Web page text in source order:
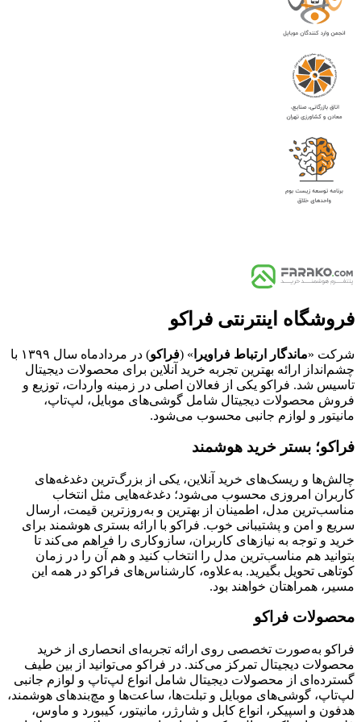
فروشگاه اینترنتی فراکو
شرکت «ماندگار ارتباط فراویرا » (فراکو
) در مردادماه سال ۱۳۹۹ با
چشم‌انداز ارائه بهترین تجربه خرید آنلاین برای محصولات دیجیتال
تاسیس شد. فراکو یکی از فعالان اصلی در زمینه واردات، توزیع و
فروش محصولات دیجیتال شامل گوشی‌های موبایل، لپ‌تاپ،
مانیتور و لوازم جانبی محسوب می‌شود.
فراکو؛ بستر خرید هوشمند
چالش‌ها و ریسک‌های خرید آنلاین، یکی از بزرگ‌ترین دغدغه‌های
کاربران امروزی محسوب می‌شود؛ دغدغه‌هایی مثل انتخاب
مناسب‌ترین مدل، اطمینان از بهترین و به‌روزترین قیمت، ارسال
سریع و امن و پشتیبانی خوب. فراکو با ارائه بستری هوشمند برای
خرید و توجه به نیازهای کاربران، سازوکاری را فراهم می‌کند تا
بتوانید هم مناسب‌ترین مدل را انتخاب کنید و هم آن را در زمان
کوتاهی تحویل بگیرید. به‌علاوه، کارشناس‌های فراکو در همه این
مسیر، همراهتان خواهند بود.
محصولات فراکو
فراکو به‌صورت تخصصی روی ارائه تجربه‌ای انحصاری از خرید
محصولات دیجیتال تمرکز می‌کند. در فراکو می‌توانید از بین طیف
گسترده‌ای از محصولات دیجیتال شامل انواع لپ‌تاپ و لوازم جانبی
لپ‌تاپ، گوشی‌های موبایل و تبلت‌ها، ساعت‌ها و مچ‌بندهای هوشمند،
هدفون و اسپیکر، انواع کابل و شارژر، مانیتور، کیبورد و ماوس،